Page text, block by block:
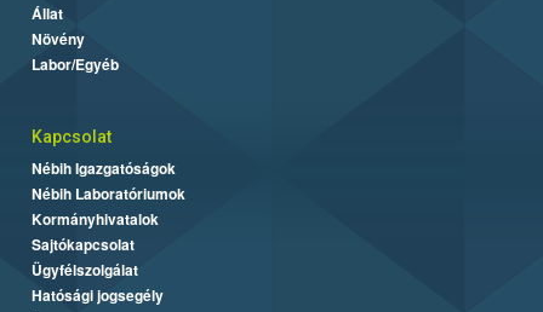
Állat
Növény
Labor/Egyéb
Kapcsolat
Nébih Igazgatóságok
Nébih Laboratóriumok
Kormányhivatalok
Sajtókapcsolat
Ügyfélszolgálat
Hatósági jogsegély